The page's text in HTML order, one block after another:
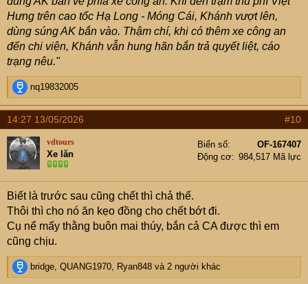
Hưng trên cao tốc Hạ Long - Móng Cái, Khánh vượt lên,
dùng súng AK bắn vào. Thậm chí, khi có thêm xe công an
đến chi viện, Khánh vẫn hung hãn bắn trả quyết liệt, cáo
trạng nêu."
R
e
a
t
i
o
n
s
:
nq19832005
14:27 13/05/2026 #10
vdtours
Xe lăn
Biển số
OF-167407
Động cơ
984,517 Mã lực
Biết là trước sau cũng chết thì chả thế.
Thôi thì cho nó ăn kẹo đồng cho chết bớt đi.
Cụ nể mấy thằng buôn mai thúy, bắn cả CA được thì em
cũng chịu.
R
e
bridge QUANG1970 Ryan848 và 2 người khác